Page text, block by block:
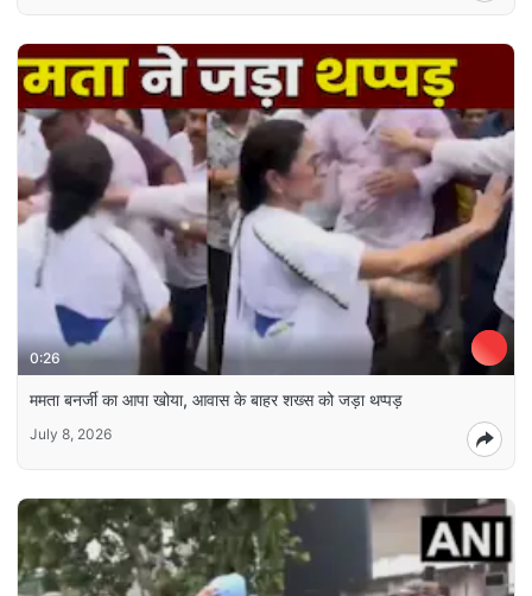
0:26
ममता बनर्जी का आपा खोया, आवास के बाहर शख्स को जड़ा थप्पड़
July 8, 2026